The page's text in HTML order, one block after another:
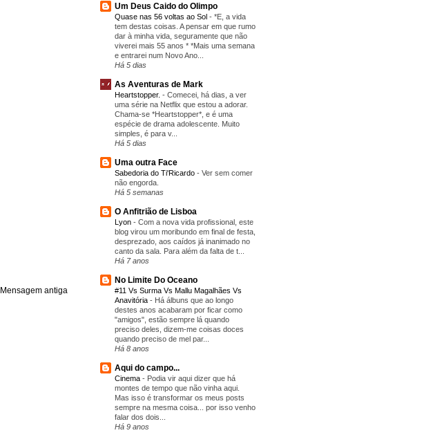
Mensagem antiga
Um Deus Caido do Olimpo
Quase nas 56 voltas ao Sol - *E, a vida
tem destas coisas. A pensar em que rumo
dar à minha vida, seguramente que não
viverei mais 55 anos * *Mais uma semana
e entrarei num Novo Ano...
Há 5 dias
As Aventuras de Mark
Heartstopper. - Comecei, há dias, a ver
uma série na Netflix que estou a adorar.
Chama-se *Heartstopper*, e é uma
espécie de drama adolescente. Muito
simples, é para v...
Há 5 dias
Uma outra Face
Sabedoria do Ti'Ricardo - Ver sem comer
não engorda.
Há 5 semanas
O Anfitrião de Lisboa
Lyon - Com a nova vida profissional, este
blog virou um moribundo em final de festa,
desprezado, aos caídos já inanimado no
canto da sala. Para além da falta de t...
Há 7 anos
No Limite Do Oceano
#11 Vs Surma Vs Mallu Magalhães Vs
Anavitória - Há álbuns que ao longo
destes anos acabaram por ficar como
"amigos", estão sempre lá quando
preciso deles, dizem-me coisas doces
quando preciso de mel par...
Há 8 anos
Aqui do campo...
Cinema - Podia vir aqui dizer que há
montes de tempo que não vinha aqui.
Mas isso é transformar os meus posts
sempre na mesma coisa... por isso venho
falar dos dois...
Há 9 anos